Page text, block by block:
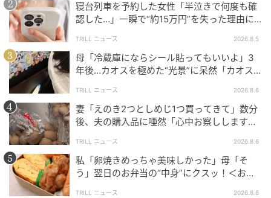
寝台列車を予約した女性「半泣きで何度も確
認した…」一瞬で“約15万円”を失った理由に
TRILL ニュース 2026.8.5
母「冷蔵庫にならシール貼ってもいいよ」3
年後…カオスを極めた“光景”に呆然「カオス
TRILL ニュース 2026.8.6
妻「えのき2つとしめじ1つ買ってきて」数分
後、夫の購入品に唖然「心中お察しします」
TRILL ニュース 2026.8.6
私「卵焼きめっちゃ美味しかった」母「そ
う」翌日のお弁当の“中身”にクスッ！＜お弁
TRILL ニュース 2026.8.6